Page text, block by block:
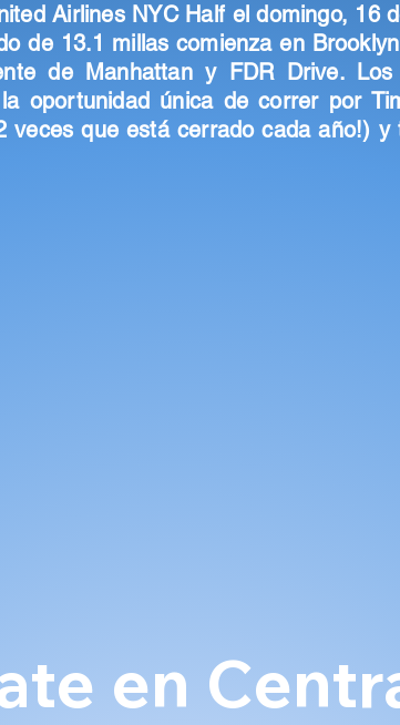
Airlines NYC Half el domingo, 16
de 13.1 millas comienza en
de Manhattan y FDR Drive. Los
oportunidad única de correr por
veces que está cerrado cada año!) y
en